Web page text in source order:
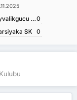
Ayvalikgucu Belediye Spor Kulubu0
SK 0